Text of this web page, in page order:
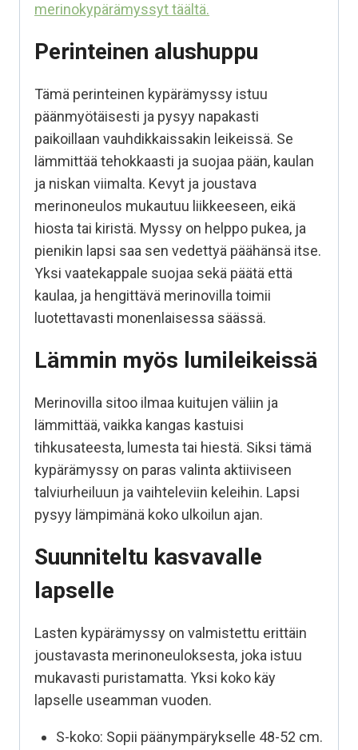
merinokypärämyssyt täältä.
Perinteinen alushuppu
Tämä perinteinen kypärämyssy istuu
päänmyötäisesti ja pysyy napakasti
paikoillaan vauhdikkaissakin leikeissä. Se
lämmittää tehokkaasti ja suojaa pään, kaulan
ja niskan viimalta. Kevyt ja joustava
merinoneulos mukautuu liikkeeseen, eikä
hiosta tai kiristä. Myssy on helppo pukea, ja
pienikin lapsi saa sen vedettyä päähänsä itse.
Yksi vaatekappale suojaa sekä päätä että
kaulaa, ja hengittävä merinovilla toimii
luotettavasti monenlaisessa säässä.
Lämmin myös lumileikeissä
Merinovilla sitoo ilmaa kuitujen väliin ja
lämmittää, vaikka kangas kastuisi
tihkusateesta, lumesta tai hiestä. Siksi tämä
kypärämyssy on paras valinta aktiiviseen
talviurheiluun ja vaihteleviin keleihin. Lapsi
pysyy lämpimänä koko ulkoilun ajan.
Suunniteltu kasvavalle
lapselle
Lasten kypärämyssy on valmistettu erittäin
joustavasta merinoneuloksesta, joka istuu
mukavasti puristamatta. Yksi koko käy
lapselle useamman vuoden.
S-koko: Sopii päänympärykselle 48-52 cm.